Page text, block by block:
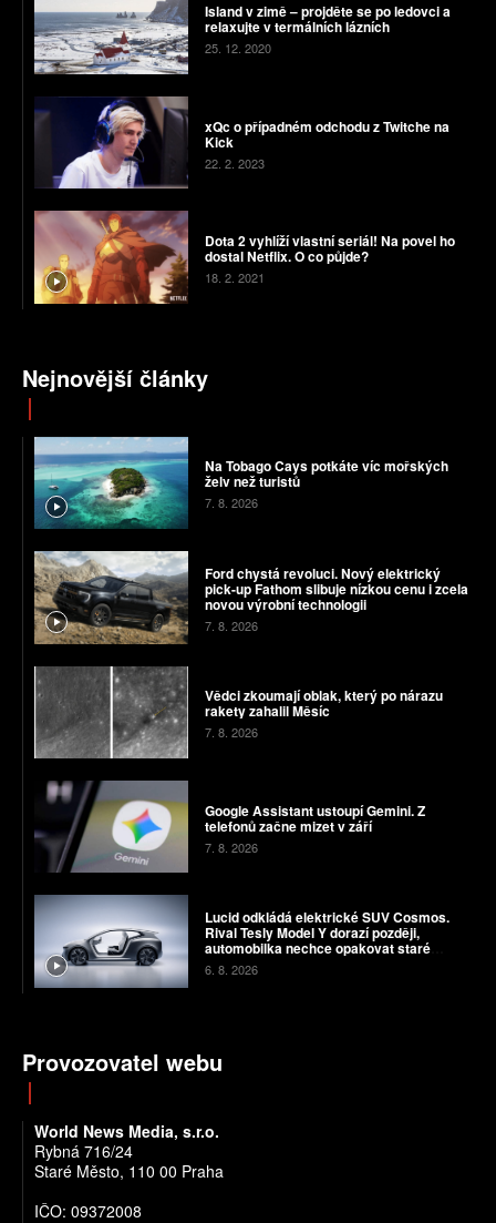
Island v zimě – projděte se po ledovci a
relaxujte v termálních lázních
25. 12. 2020
xQc o případném odchodu z Twitche na
Kick
22. 2. 2023
Dota 2 vyhlíží vlastní seriál! Na povel ho
dostal Netflix. O co půjde?
18. 2. 2021
Nejnovější články
Na Tobago Cays potkáte víc mořských
želv než turistů
7. 8. 2026
Ford chystá revoluci. Nový elektrický
pick-up Fathom slibuje nízkou cenu i zcela
novou výrobní technologii
7. 8. 2026
Vědci zkoumají oblak, který po nárazu
rakety zahalil Měsíc
7. 8. 2026
Google Assistant ustoupí Gemini. Z
telefonů začne mizet v září
7. 8. 2026
Lucid odkládá elektrické SUV Cosmos.
Rival Tesly Model Y dorazí později,
automobilka nechce opakovat staré
chyby
6. 8. 2026
Provozovatel webu
World News Media, s.r.o.
Rybná 716/24
Staré Město, 110 00 Praha
IČO: 09372008